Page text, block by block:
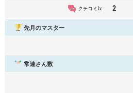
クチコミLv. 2
先月のマスター
常連さん数